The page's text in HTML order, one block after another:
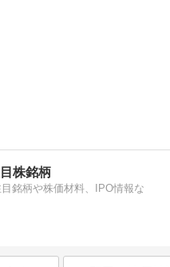
株銘柄
銘柄や株価材料、IPO情報な